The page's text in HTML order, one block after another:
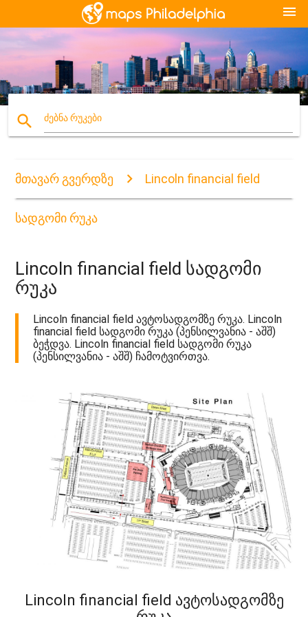
menu
search ძებნა რუკები
მთავარ გვერდზე Lincoln financial field
სადგომი რუკა
Lincoln financial field სადგომი
რუკა
Lincoln financial field ავტოსადგომზე რუკა. Lincoln
financial field სადგომი რუკა (პენსილვანია - აშშ)
ბეჭდვა. Lincoln financial field სადგომი რუკა
(პენსილვანია - აშშ) ჩამოტვირთვა.
Lincoln financial field ავტოსადგომზე